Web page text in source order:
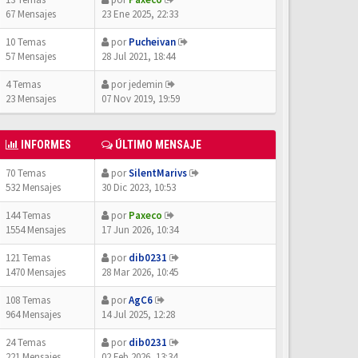
67 Mensajes
23 Ene 2025, 22:33
10 Temas
57 Mensajes
porPucheivan
28 Jul 2021, 18:44
4 Temas
23 Mensajes
porjedemin
07 Nov 2019, 19:59
INFORMES ÚLTIMO MENSAJE
70 Temas
532 Mensajes
porSilentMarivs
30 Dic 2023, 10:53
144 Temas
1554 Mensajes
porPaxeco
17 Jun 2026, 10:34
121 Temas
1470 Mensajes
pordib0231
28 Mar 2026, 10:45
108 Temas
964 Mensajes
porAgC6
14 Jul 2025, 12:28
24 Temas
pordib0231